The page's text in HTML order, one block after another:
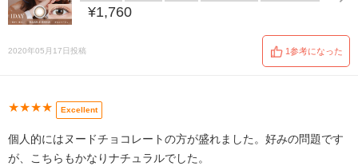
¥1,760
2020年05月17日投稿 1参考になった
★★★★ Excellent
個人的にはヌードチョコレートの方が盛れました。好みの問題です
が、こちらもかなりナチュラルでした。